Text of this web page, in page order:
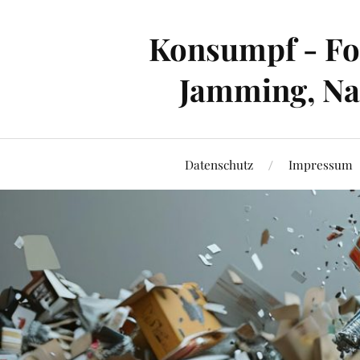
Konsumpf -
Jamming,
Datenschutz Impressum